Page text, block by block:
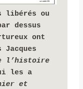
libérés ou
dessus
ont
l’histoire
les a
et